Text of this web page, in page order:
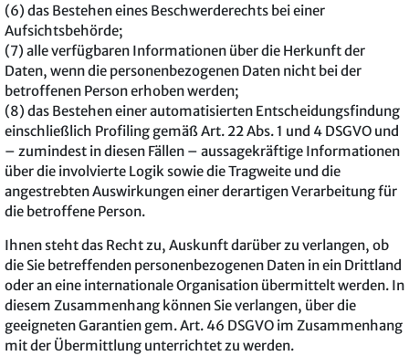
(6) das Bestehen eines Beschwerderechts bei einer
Aufsichtsbehörde;
(7) alle verfügbaren Informationen über die Herkunft der
Daten, wenn die personenbezogenen Daten nicht bei der
betroffenen Person erhoben werden;
(8) das Bestehen einer automatisierten Entscheidungsfindung
einschließlich Profiling gemäß Art. 22 Abs. 1 und 4 DSGVO und
– zumindest in diesen Fällen – aussagekräftige Informationen
über die involvierte Logik sowie die Tragweite und die
angestrebten Auswirkungen einer derartigen Verarbeitung für
die betroffene Person.
Ihnen steht das Recht zu, Auskunft darüber zu verlangen, ob
die Sie betreffenden personenbezogenen Daten in ein Drittland
oder an eine internationale Organisation übermittelt werden. In
diesem Zusammenhang können Sie verlangen, über die
geeigneten Garantien gem. Art. 46 DSGVO im Zusammenhang
mit der Übermittlung unterrichtet zu werden.